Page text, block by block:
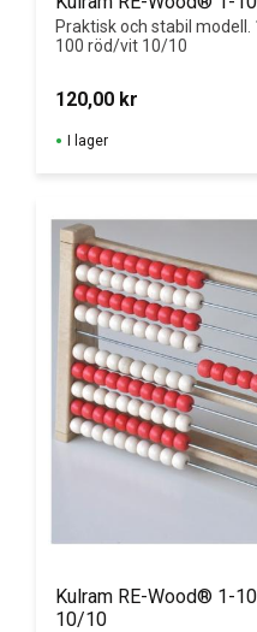
Praktisk och stabil modell.
100 röd/vit 10/10
120,00 kr
I lager
Kulram RE-Wood® 1-
10/10